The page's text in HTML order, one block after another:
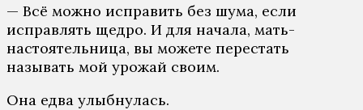
— Всё можно исправить без шума, если
исправлять щедро. И для начала, мать-
настоятельница, вы можете перестать
называть мой урожай своим.
Она едва улыбнулась.